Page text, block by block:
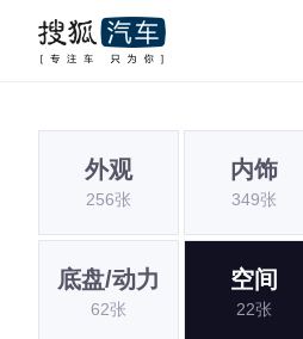
外观
256张
内饰
349张
底盘/动力
62张
空间
22张